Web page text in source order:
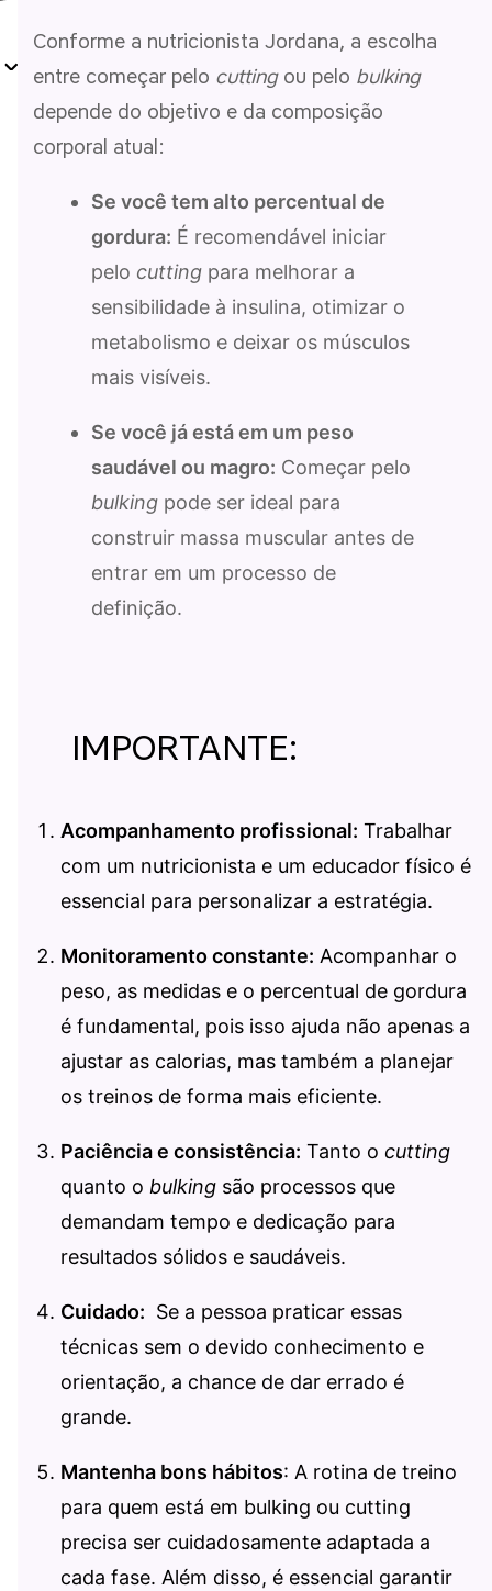
Conforme a nutricionista Jordana, a escolha
entre começar pelo cuttingou pelo bulking
depende do objetivo e da composição
corporal atual:
Se você tem alto percentual de
gordura: É recomendável iniciar
pelo cutting para melhorar a
sensibilidade à insulina, otimizar o
metabolismo e deixar os músculos
mais visíveis.
Se você já está em um peso
saudável ou magro: Começar pelo
bulking pode ser ideal para
construir massa muscular antes de
entrar em um processo de
definição.
IMPORTANTE:
Acompanhamento profissional: Trabalhar
com um nutricionista e um educador físico é
essencial para personalizar a estratégia.
Monitoramento constante: Acompanhar o
peso, as medidas e o percentual de gordura
é fundamental, pois isso ajuda não apenas a
ajustar as calorias, mas também a planejar
os treinos de forma mais eficiente.
Paciência e consistência: Tanto o cutting
quanto o bulking são processos que
demandam tempo e dedicação para
resultados sólidos e saudáveis.
Cuidado: Se a pessoa praticar essas
técnicas sem o devido conhecimento e
orientação, a chance de dar errado é
grande.
Mantenha bons hábitos: A rotina de treino
para quem está em bulking ou cutting
precisa ser cuidadosamente adaptada a
cada fase. Além disso, é essencial garantir